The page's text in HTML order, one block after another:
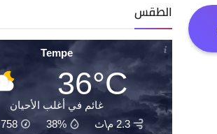
الطقس
Tempe
36°C
غائم في أغلب الأحيان
2.3 م\ث
38%
758